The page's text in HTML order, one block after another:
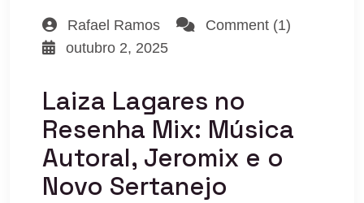
Rafael Ramos
Comment (1)
outubro 2, 2025
Laiza Lagares no
Resenha Mix: Música
Autoral, Jeromix e o
Novo Sertanejo